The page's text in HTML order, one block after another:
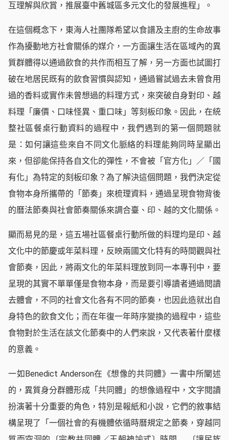
互理解與欣賞，推展臺中舊城區多元文化的發展進程」。
在這個概念下，東海人社團隊希望以食譜及主廚的生命故事
作為擾動地方社會關係的媒介，一方面讓生活在區域內的異
質群體得以通過飲食的共作而相互了解，另一方面也試圖打
破在地居民既有的飲食習慣與認知，通過嘗試過去未曾食用
過的香料或實作未曾想過的料理方式，來突破自身對印、越
料理「廉價、口味怪異、重口味」等刻板印象。因此，在統
整社區餐桌行動資料的過程中，我們遇到的第一個問題就
是：如何讓這些來自不同文化脈絡的料理能夠同時呈顯出
來，但卻能保持各自文化的彈性，不會被「官方化」／「國
有化」為特定的刻板印象？為了解決這個問題，我們決定從
食物本身所攜帶的「節奏」來梳理資料，通過呈現食物背後
的曆法節奏與社會節奏關係來調合臺、印、越的文化關係。
顯而易見的是，這五場社區餐桌行動所做的料理均是印、越
文化中的節慶或年菜料理，反映兩國文化特有的時間觀與社
會節奏，因此，將兩文化的年菜料理放到同一本專刊中，要
呈現的其實不單單僅是食物本身，而是要引導讀者通過閱讀
去體會，不同的社會文化各有不同的節奏，也因此造就出自
身特色的飲食文化；而在年復一年時序變換的過程中，這些
食物對於生活在該文化節奏中的人們來說，又代表著什麼樣
的意義。
一如Benedict Anderson在《想像的共同體》一書中所闡述
的，異質身分群體形成「共同體」的想像過程中，文字閱讀
扮演著十分重要的角色，特別是報紙和小說，它們的敘事結
構呈現了「一個社會的有機體依循時曆規定之節奏，穿越同